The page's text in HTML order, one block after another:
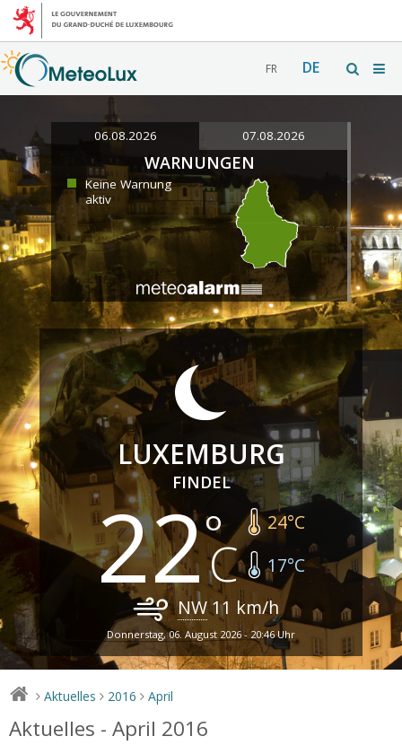
FR DE
06.08.2026 07.08.2026
WARNUNGEN
Keine Warnung
aktiv
LUXEMBURG
FINDEL
22 24°C
17°C
NW11 km/h
Donnerstag, 06. August 2026 - 20:46 Uhr
> Aktuelles > 2016 > April
Aktuelles - April 2016